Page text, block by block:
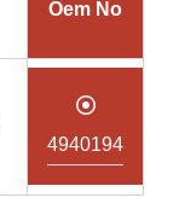
Oem No
4940194